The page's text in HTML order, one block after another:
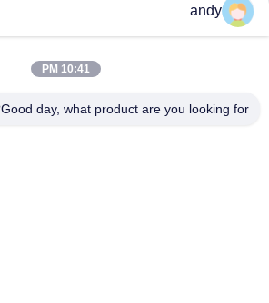
بیارandy
10:41 PM
Good day, what product are you looking for?